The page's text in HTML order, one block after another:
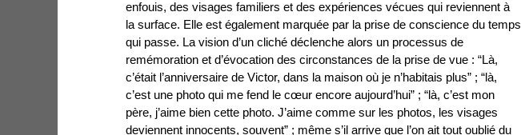
enfouis, des visages familiers et des expériences vécues qui reviennent à
la surface. Elle est également marquée par la prise de conscience du temps
qui passe. La vision d’un cliché déclenche alors un processus de
remémoration et d’évocation des circonstances de la prise de vue : “Là,
c’était l’anniversaire de Victor, dans la maison où je n’habitais plus” ; “là,
c’est une photo qui me fend le cœur encore aujourd’hui” ; “là, c’est mon
père, j’aime bien cette photo. J’aime comme sur les photos, les visages
deviennent innocents, souvent” ; même s’il arrive que l’on ait tout oublié du